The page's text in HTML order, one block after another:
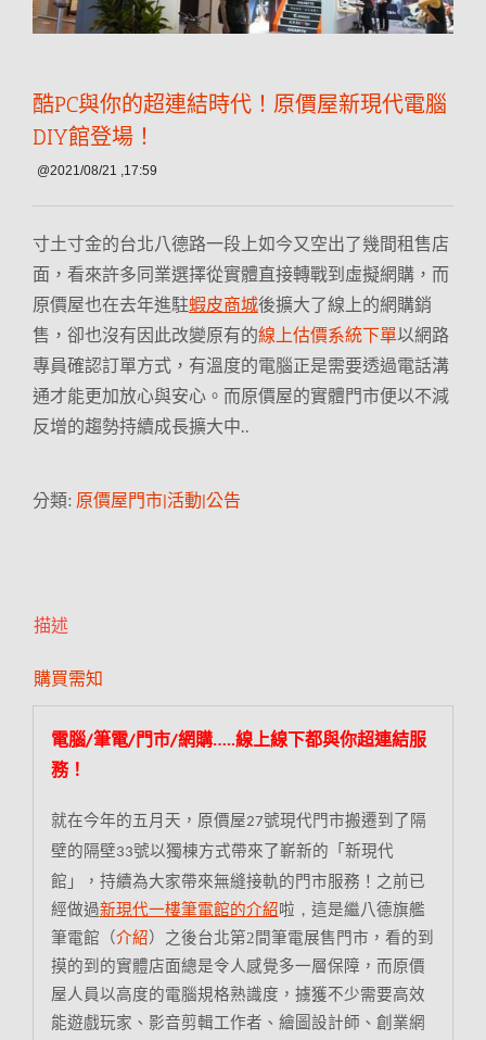
酷PC與你的超連結時代！原價屋新現代電腦
DIY館登場！
@2021/08/21 ,17:59
寸土寸金的台北八德路一段上如今又空出了幾間租售店
面，看來許多同業選擇從實體直接轉戰到虛擬網購，而
原價屋也在去年進駐蝦皮商城後擴大了線上的網購銷
售，卻也沒有因此改變原有的線上估價系統下單以網路
專員確認訂單方式， 有溫度的電腦正是需要透過電話溝
通才能更加放心與安心。而原價屋的實體門市便以不減
反增的趨勢持續成長擴大中..
分類: 原價屋門市|活動|公告
描述
購買需知
電腦/筆電/門市/網購…..線上線下都與你超連結服
務！
就在今年的五月天，原價屋27號現代門市搬遷到了隔
壁的隔壁33號以獨棟方式帶來了嶄新的「新現代
館」，持續為大家帶來無縫接軌的門市服務！之前已
經做過新現代一樓筆電館的介紹啦 ， 這是繼八德旗艦
筆電館（介紹）之後台北第2間筆電展售門市，看的到
摸的到的實體店面總是令人感覺多一層保障，而原價
屋人員以高度的電腦規格熟識度，擄獲不少需要高效
能遊戲玩家、影音剪輯工作者、繪圖設計師、創業網